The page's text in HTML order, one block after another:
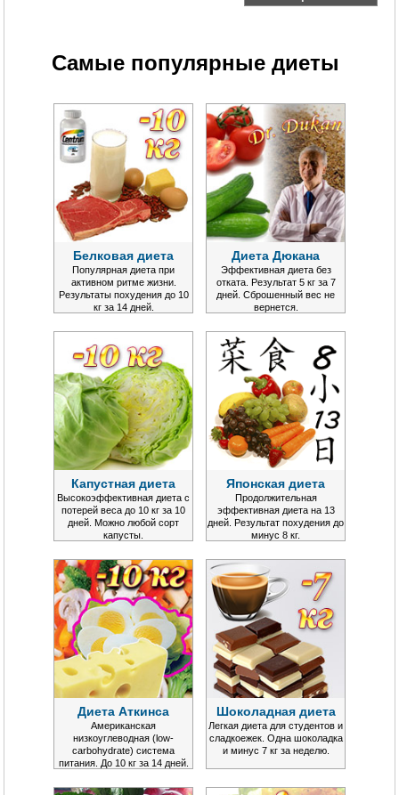
Самые популярные диеты
Белковая диета
Популярная диета при
активном ритме жизни.
Результаты похудения до 10
кг за 14 дней.
Диета Дюкана
Эффективная диета без
отката. Результат 5 кг за 7
дней. Сброшенный вес не
вернется.
Капустная диета
Высокоэффективная диета с
потерей веса до 10 кг за 10
дней. Можно любой сорт
капусты.
Японская диета
Продолжительная
эффективная диета на 13
дней. Результат похудения до
минус 8 кг.
Диета Аткинса
Американская
низкоуглеводная (low-
carbohydrate) система
питания. До 10 кг за 14 дней.
Шоколадная диета
Легкая диета для студентов и
сладкоежек. Одна шоколадка
и минус 7 кг за неделю.